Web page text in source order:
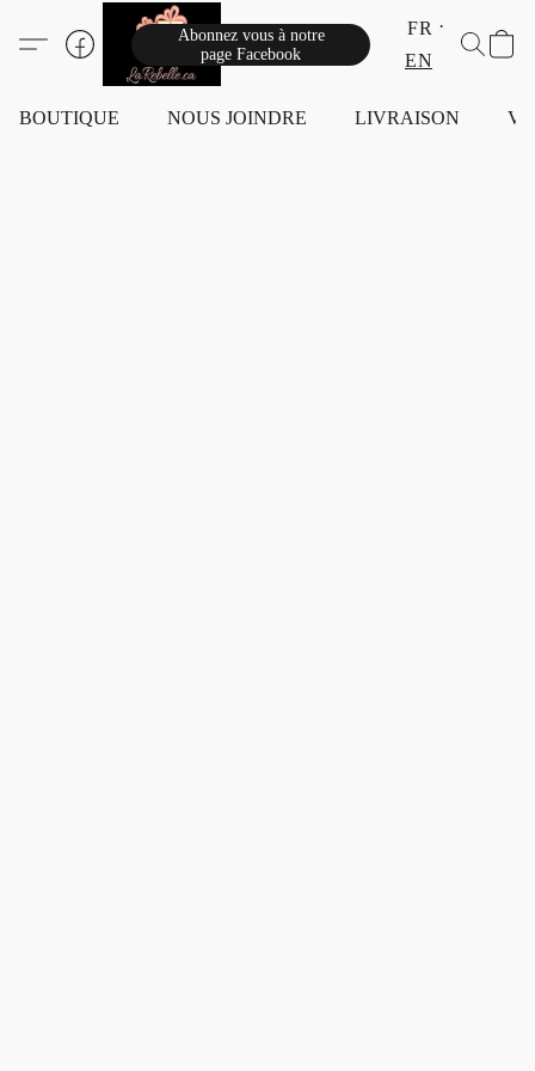
Abonnez vous à notre
page Facebook
FR
EN
BOUTIQUE NOUS JOINDRE LIVRAISON